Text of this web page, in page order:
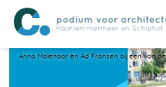
Anna Molenaar en Ad Fransen bij een van